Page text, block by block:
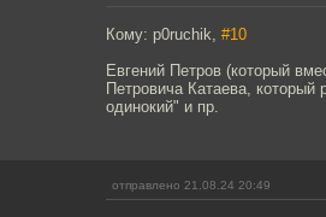
Кому: p0ruchik, #10
Евгений Петров (который
Петровича Катаева,
одинокий" и пр.
отправлено 21.08.24 20:49